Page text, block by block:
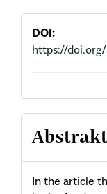
DOI:
https://
Abstrakt
In the article